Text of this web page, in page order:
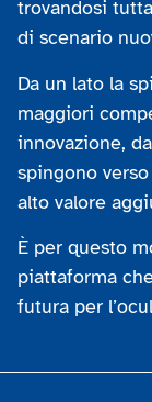
trovandosi
di scenario
Da un lato la
maggiori
innovazione,
spingono
alto valore
È per questo
piattaforma
futura per